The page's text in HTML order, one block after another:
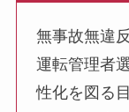
無事故無違
運転管理者
性化を図る